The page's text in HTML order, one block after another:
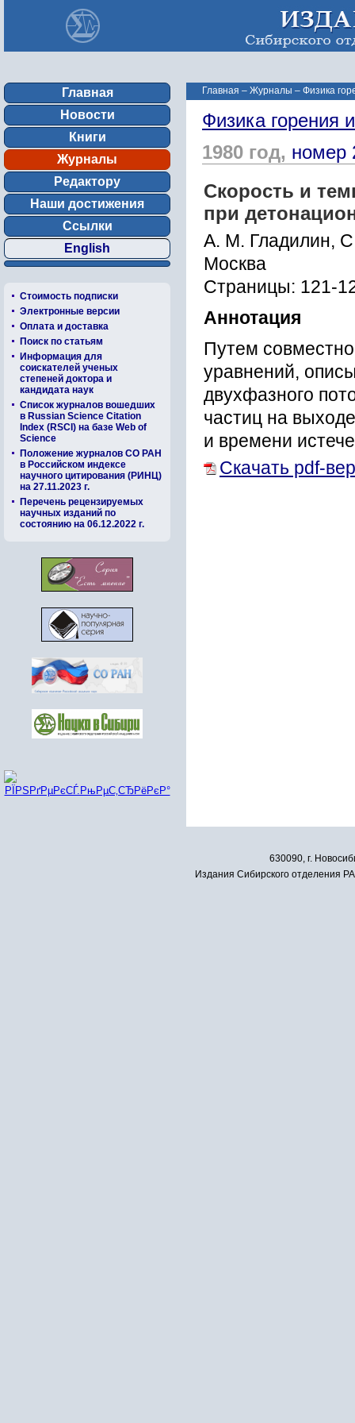
Главная
Новости
Книги
Журналы
Редактору
Наши достижения
Ссылки
English
Стоимость подписки
Электронные версии
Оплата и доставка
Поиск по статьям
Информация для
соискателей ученых
степеней доктора и
кандидата наук
Список журналов вошедших
в Russian Science Citation
Index (RSCI) на базе Web of
Science
Положение журналов СО РАН
в Российском индексе
научного цитирования (РИНЦ)
на 27.11.2023 г.
Перечень рецензируемых
научных изданий по
состоянию на 06.12.2022 г.
Главная – Журналы – Физика
Физика горения
1980 год, номер
Скорость и
при
А. М. Гладилин,
Москва
Страницы: 121-
Аннотация
Путем
уравнений,
двухфазного
частиц на
и времени
Скачать pdf-
630090, г.
Издания Сибирского отделения